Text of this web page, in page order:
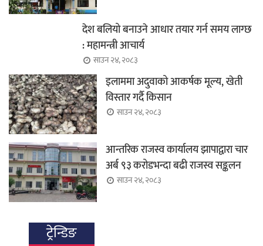
देश बलियो बनाउने आधार तयार गर्न समय लाग्छ
: महामन्त्री आचार्य
साउन २४, २०८३
इलाममा अदुवाको आकर्षक मूल्य, खेती
विस्तार गर्दै किसान
साउन २४, २०८३
आन्तरिक राजस्व कार्यालय झापाद्वारा चार
अर्ब ९३ करोडभन्दा बढी राजस्व सङ्कलन
साउन २४, २०८३
ट्रेन्डिङ